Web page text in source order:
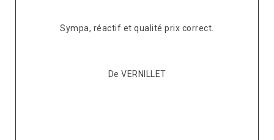
Sympa, réactif et qualité prix correct.
De VERNILLET